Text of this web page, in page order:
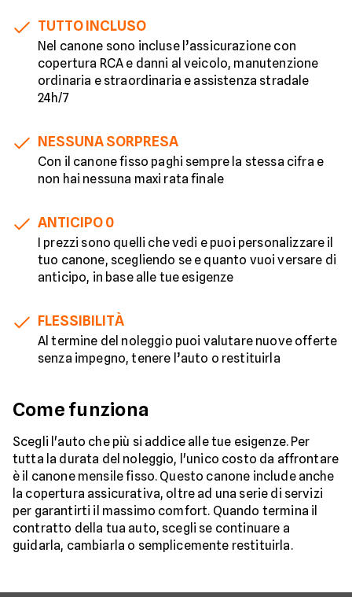
TUTTO INCLUSO
Nel canone sono incluse l’assicurazione con
copertura RCA e danni al veicolo, manutenzione
ordinaria e straordinaria e assistenza stradale
24h/7
NESSUNA SORPRESA
Con il canone fisso paghi sempre la stessa cifra e
non hai nessuna maxi rata finale
ANTICIPO 0
I prezzi sono quelli che vedi e puoi personalizzare il
tuo canone, scegliendo se e quanto vuoi versare di
anticipo, in base alle tue esigenze
FLESSIBILITÀ
Al termine del noleggio puoi valutare nuove offerte
senza impegno, tenere l’auto o restituirla
Come funziona
Scegli l'auto che più si addice alle tue esigenze. Per
tutta la durata del noleggio, l'unico costo da affrontare
è il canone mensile fisso. Questo canone include anche
la copertura assicurativa, oltre ad una serie di servizi
per garantirti il massimo comfort. Quando termina il
contratto della tua auto, scegli se continuare a
guidarla, cambiarla o semplicemente restituirla.